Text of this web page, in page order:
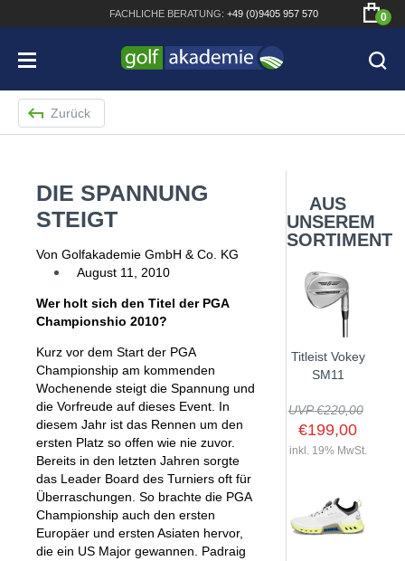
FACHLICHE BERATUNG: +49 (0)9405 957 570 0
Bridgestone JGR Driver 2018
Cobra King F8+ Driver
Titleist Pro V1x mit gratis Schriftaufdruck
Bennington Waterproof QO14 Sport Cartbag
SHOP
GOLFSCHLÄGER
DRIVER
BAGS
Zurück
DIE SPANNUNG
STEIGT
Von Golfakademie GmbH & Co. KG
August 11, 2010
Wer holt sich den Titel der PGA
Championshio 2010?
Kurz vor dem Start der PGA
Championship am kommenden
Wochenende steigt die Spannung und
die Vorfreude auf dieses Event. In
diesem Jahr ist das Rennen um den
ersten Platz so offen wie nie zuvor.
Bereits in den letzten Jahren sorgte
das Leader Board des Turniers oft für
Überraschungen. So brachte die PGA
Championship auch den ersten
Europäer und ersten Asiaten hervor,
die ein US Major gewannen. Padraig
AUS
UNSEREM
SORTIMENT
Titleist Vokey
SM11
UVP €220,00
€199,00
inkl. 19% MwSt.